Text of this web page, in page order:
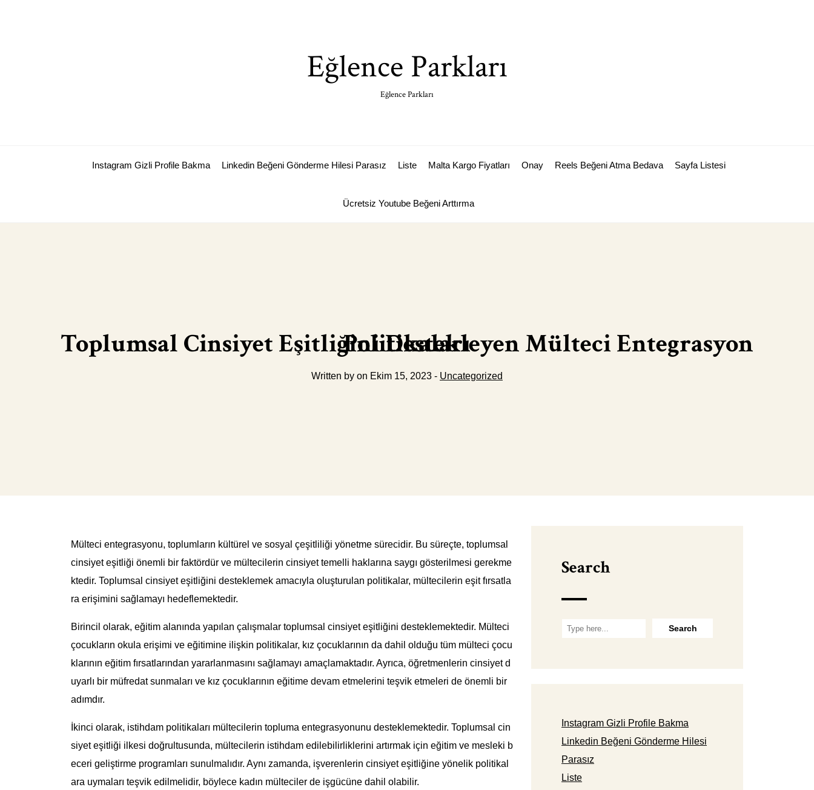
Eğlence Parkları
Eğlence Parkları
Instagram Gizli Profile Bakma Linkedin Beğeni Gönderme Hilesi Parasız Liste Malta Kargo Fiyatları Onay Reels Beğeni Atma Bedava Sayfa Listesi
Ücretsiz Youtube Beğeni Arttırma
Toplumsal Cinsiyet Eşitliğini Destekleyen Mülteci Entegrasyon Politikaları
Written by on Ekim 15, 2023 - Uncategorized
Mülteci entegrasyonu, toplumların kültürel ve sosyal çeşitliliği yönetme sürecidir. Bu süreçte, toplumsal
cinsiyet eşitliği önemli bir faktördür ve mültecilerin cinsiyet temelli haklarına saygı gösterilmesi gerekme
ktedir. Toplumsal cinsiyet eşitliğini desteklemek amacıyla oluşturulan politikalar, mültecilerin eşit fırsatla
ra erişimini sağlamayı hedeflemektedir.
Birincil olarak, eğitim alanında yapılan çalışmalar toplumsal cinsiyet eşitliğini desteklemektedir. Mülteci
çocukların okula erişimi ve eğitimine ilişkin politikalar, kız çocuklarının da dahil olduğu tüm mülteci çocu
klarının eğitim fırsatlarından yararlanmasını sağlamayı amaçlamaktadır. Ayrıca, öğretmenlerin cinsiyet d
uyarlı bir müfredat sunmaları ve kız çocuklarının eğitime devam etmelerini teşvik etmeleri de önemli bir
adımdır.
İkinci olarak, istihdam politikaları mültecilerin topluma entegrasyonunu desteklemektedir. Toplumsal cin
siyet eşitliği ilkesi doğrultusunda, mültecilerin istihdam edilebilirliklerini artırmak için eğitim ve mesleki b
eceri geliştirme programları sunulmalıdır. Aynı zamanda, işverenlerin cinsiyet eşitliğine yönelik politikal
ara uymaları teşvik edilmelidir, böylece kadın mülteciler de işgücüne dahil olabilir.
Search
Instagram Gizli Profile Bakma
Linkedin Beğeni Gönderme Hilesi
Parasız
Liste